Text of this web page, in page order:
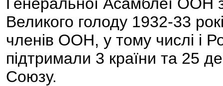
Великого голоду 1932-33
членів ООН, у тому числі і
підтримали 3 країни та 25
Союзу.